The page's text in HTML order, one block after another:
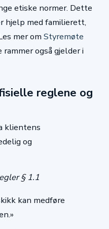
etiske normer. Dette
hjelp med familierett,
mer om Styremøte
også gjelder i
reglene og
klientens
og
§ 1.1
kan medføre